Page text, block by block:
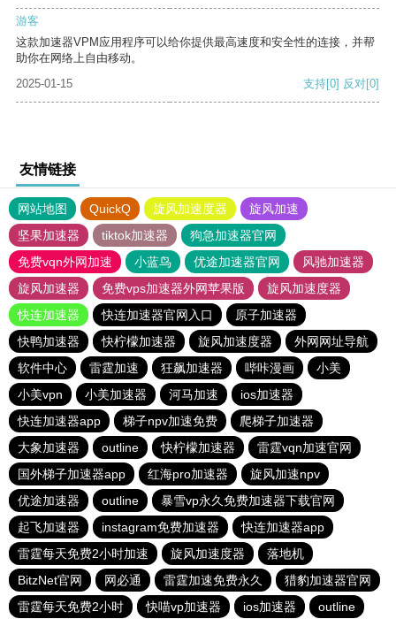
游客
这款加速器VPM应用程序可以给你提供最高速度和安全性的连接，并帮
助你在网络上自由移动。
2025-01-15
支持[0] 反对[0]
友情链接
网站地图 QuickQ 旋风加速度器
旋风加速
坚果加速器
tiktok加速器
狗急加速器官网
免费vqn外网加速
小蓝鸟 优途加速器官网
风驰加速器
旋风加速器
免费vps加速器外网苹果版
旋风加速度器
快连加速器
快连加速器官网入口
原子加速器
快鸭加速器
快柠檬加速器 旋风加速度器
外网网址导航
软件中心
雷霆加速 狂飙加速器 哔咔漫画
小美
小美vpn
小美加速器 河马加速
ios加速器
快连加速器app
梯子npv加速免费
爬梯子加速器
大象加速器
outline 快柠檬加速器
雷霆vqn加速官网
国外梯子加速器app
红海pro加速器
旋风加速npv
优途加速器
outline
暴雪vp永久免费加速器下载官网
起飞加速器
instagram免费加速器
快连加速器app
雷霆每天免费2小时加速
旋风加速度器
落地机
BitzNet官网
网必通 雷霆加速免费永久
猎豹加速器官网
雷霆每天免费2小时
快喵vp加速器 ios加速器 outline